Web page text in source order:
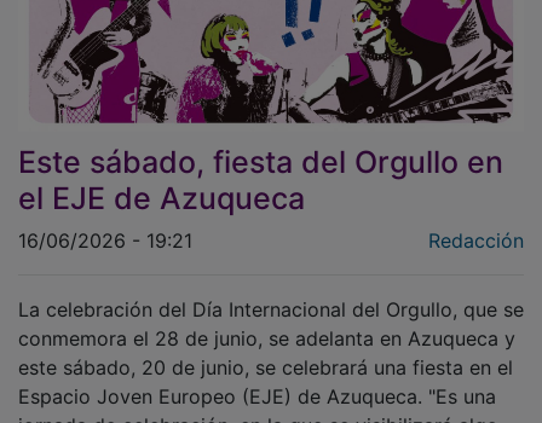
Este sábado, fiesta del Orgullo en
el EJE de Azuqueca
conmemora el 28 de junio, se adelanta en Azuqueca y
este sábado, 20 de junio, se celebrará una fiesta en el
Espacio Joven Europeo (EJE) de Azuqueca. "Es una
jornada de celebración, en la que se visibilizará algo